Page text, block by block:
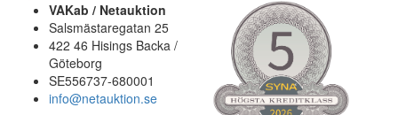
VAKab / Netauktion
Salsmästaregatan 25
422 46 Hisings Backa /
Göteborg
SE556737-680001
info@netauktion.se